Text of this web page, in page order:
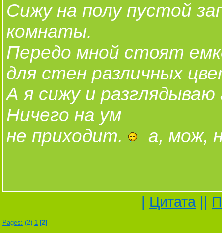
Сижу на полу пустой
комнаты.
Передо мной стоят
для стен различных
А я сижу и
Ничего на ум
не приходит.
а, мож,
| Цитата ||
Pages: (2) 1 [2]